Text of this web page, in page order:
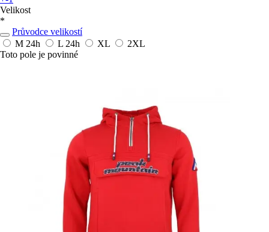
Velikost
*
Průvodce velikostí
M 24h L 24h XL
2XL
Toto pole je povinné